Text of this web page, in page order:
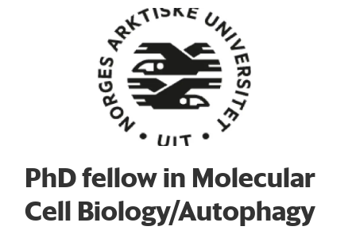
PhD fellow in Molecular
Cell Biology/Autophagy